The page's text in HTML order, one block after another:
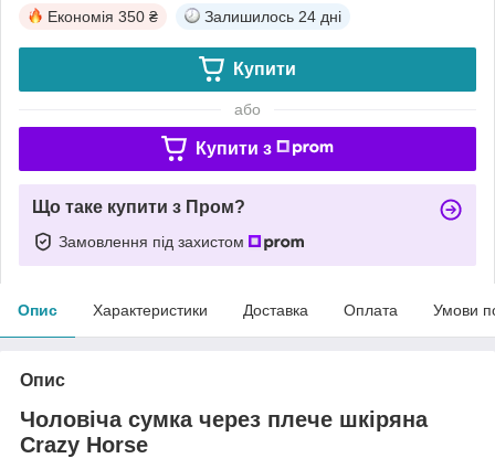
Економія 350 ₴ Залишилось 24 дні
Купити
або
Купити з
Що таке купити з Пром?
Замовлення під захистом
Опис Характеристики Доставка Оплата Умови
Опис
Чоловіча сумка через плече шкіряна
Crazy Horse